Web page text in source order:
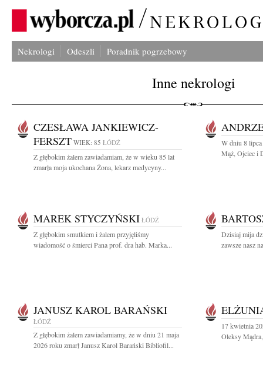
Nekrologi Odeszli Poradnik pogrzebowy
Inne nekrologi
CZESŁAWA JANKIEWICZ-
FERSZT WIEK: 85 ŁÓDŹ
Z głębokim żalem zawiadamiam, że w wieku 85 lat
zmarła moja ukochana Żona, lekarz medycyny...
W dniu 8 lipca
Mąż, Ojciec i
MAREK STYCZYŃSKI ŁÓDŹ
Z głębokim smutkiem i żalem przyjęliśmy
wiadomość o śmierci Pana prof. dra hab. Marka...
Dzisiaj mija
zawsze nasz
JANUSZ KAROL BARAŃSKI
ŁÓDŹ
Z głębokim żalem zawiadamiamy, że w dniu 21 maja
2026 roku zmarł Janusz Karol Barański Bibliofil...
17 kwietnia
Oleksy